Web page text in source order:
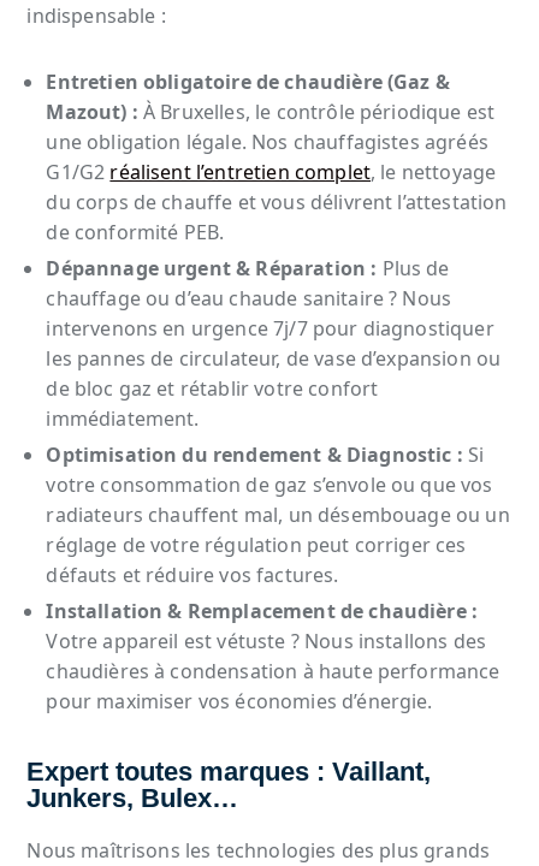
indispensable :
Entretien obligatoire de chaudière (Gaz &
Mazout) : À Bruxelles, le contrôle périodique est
une obligation légale. Nos chauffagistes agréés
G1/G2 réalisent l’entretien complet, le nettoyage
du corps de chauffe et vous délivrent l’attestation
de conformité PEB.
Dépannage urgent & Réparation : Plus de
chauffage ou d’eau chaude sanitaire ? Nous
intervenons en urgence 7j/7 pour diagnostiquer
les pannes de circulateur, de vase d’expansion ou
de bloc gaz et rétablir votre confort
immédiatement.
Optimisation du rendement & Diagnostic : Si
votre consommation de gaz s’envole ou que vos
radiateurs chauffent mal, un désembouage ou un
réglage de votre régulation peut corriger ces
défauts et réduire vos factures.
Installation & Remplacement de chaudière :
Votre appareil est vétuste ? Nous installons des
chaudières à condensation à haute performance
pour maximiser vos économies d’énergie.
Expert toutes marques : Vaillant,
Junkers, Bulex…
Nous maîtrisons les technologies des plus grands